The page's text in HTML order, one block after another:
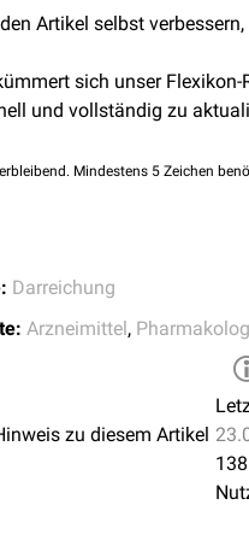
Arzneimittels, d.h. es
eines
verabreicht wird.
(Sublingualtablette,
Weichkapsel ,Hartkapsel,
Artikel selbst
sich unser
und vollständig zu
Mindestens 5 Zeichen
Darreichung
Arzneimittel,
zu diesem Artikel